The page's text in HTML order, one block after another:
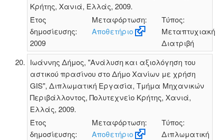
Κρήτης, Χανιά, Ελλάς, 2009.
Έτος
δημοσίευσης:
2009
Μεταφόρτωση:
Αποθετήριο
Τύπος:
Μεταπτυχιακή
Διατριβή
Ιωάννης Δήμος, "Ανάλυση και αξιολόγηση του
αστικού πρασίνου στο Δήμο Χανίων με χρήση
GIS", Διπλωματική Εργασία, Τμήμα Μηχανικών
Περιβάλλοντος, Πολυτεχνείο Κρήτης, Χανιά,
Ελλάς, 2009.
Έτος
δημοσίευσης:
Μεταφόρτωση:
Αποθετήριο
Τύπος:
Διπλωματική